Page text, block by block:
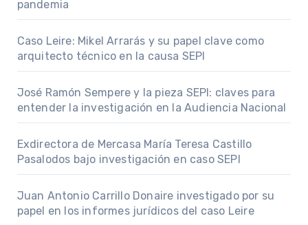
pandemia
Caso Leire: Mikel Arrarás y su papel clave como
arquitecto técnico en la causa SEPI
José Ramón Sempere y la pieza SEPI: claves para
entender la investigación en la Audiencia Nacional
Exdirectora de Mercasa María Teresa Castillo
Pasalodos bajo investigación en caso SEPI
Juan Antonio Carrillo Donaire investigado por su
papel en los informes jurídicos del caso Leire